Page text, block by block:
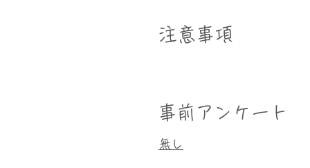
​注意事項
事前アンケート
無し